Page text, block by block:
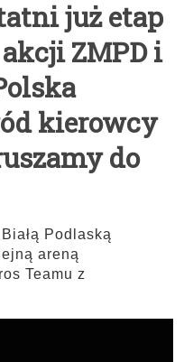
już etap
ZMPD i
kierowcy
do
Podlaską
areną
Teamu z